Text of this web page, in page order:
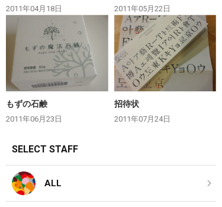
2011年04月18日 2011年05月22日
もずの石鹸
2011年06月23日
招待状
2011年07月24日
SELECT STAFF
ALL